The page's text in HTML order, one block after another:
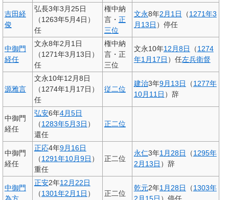
吉田経
俊
弘長3年3月25日
（1263年5月4日）
任
権中納
言・ 正
三位
文永8年2月1日 （1271年3
月13日 ）停任
中御門
経任
文永8年2月1日
（1271年3月13日）
任
権中納
言・正
三位
文永10年12月8日 （1274
年1月17日 ）任左兵衛督
源雅言
文永10年12月8日
（1274年1月17日）
任
従二位
建治3年9月13日 （1277年
10月11日 ）辞
中御門
経任
弘安6年4月5日
（1283年5月3日 ）
還任
正二位
中御門
経任
正応4年9月16日
（1291年10月9日 ）
重任
正二位
永仁3年1月28日 （1295年
2月13日 ）辞
中御門
正安2年12月22日
（1301年2月1日 ）
正二位
乾元2年1月28日 （1303年